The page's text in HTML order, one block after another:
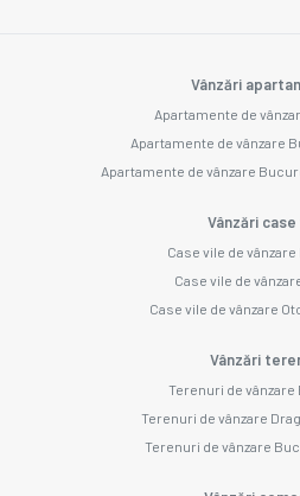
Vânzări
Apartamente de
Apartamente de vânzare
Apartamente de vânzare
Vânzări case
Case vile de
Case vile de
Case vile de vânzare
Vânzări
Terenuri de
Terenuri de vânzare
Terenuri de vânzare